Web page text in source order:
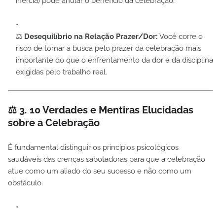
⚖️ Desequilíbrio na Relação Prazer/Dor: Você corre o
risco de tornar a busca pelo prazer da celebração mais
importante do que o enfrentamento da dor e da disciplina
exigidas pelo trabalho real.
⚖️ 3. 10 Verdades e Mentiras Elucidadas
sobre a Celebração
É fundamental distinguir os princípios psicológicos
saudáveis das crenças sabotadoras para que a celebração
atue como um aliado do seu sucesso e não como um
obstáculo.